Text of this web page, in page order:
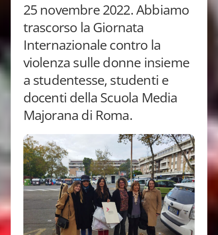
25 novembre 2022. Abbiamo
trascorso la Giornata
Internazionale contro la
violenza sulle donne insieme
a studentesse, studenti e
docenti della Scuola Media
Majorana di Roma.